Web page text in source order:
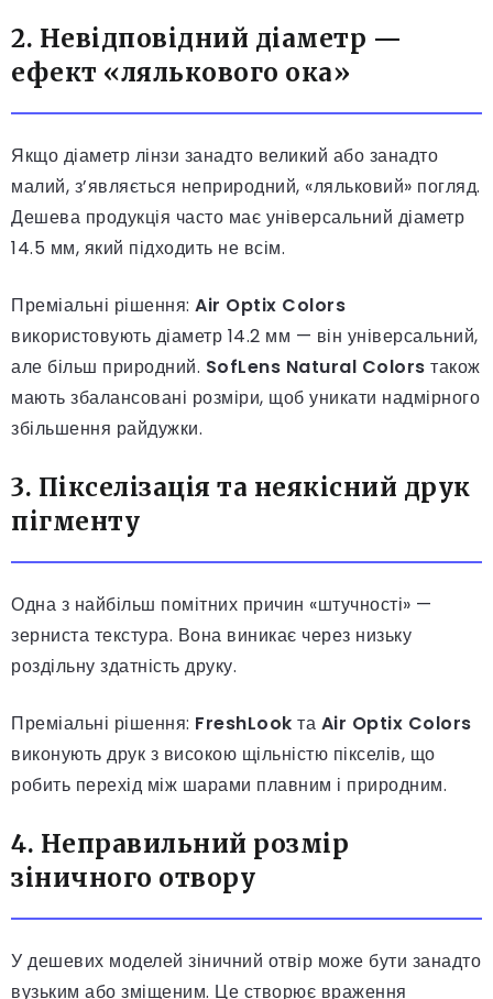
2. Невідповідний діаметр —
ефект «лялькового ока»
Якщо діаметр лінзи занадто великий або занадто
малий, з’являється неприродний, «ляльковий» погляд.
Дешева продукція часто має універсальний діаметр
14.5 мм, який підходить не всім.
Преміальні рішення: Air Optix Colors
використовують діаметр 14.2 мм — він універсальний,
але більш природний. SofLens Natural Colors також
мають збалансовані розміри, щоб уникати надмірного
збільшення райдужки.
3. Пікселізація та неякісний друк
пігменту
Одна з найбільш помітних причин «штучності» —
зерниста текстура. Вона виникає через низьку
роздільну здатність друку.
Преміальні рішення: FreshLook та Air Optix Colors
виконують друк з високою щільністю пікселів, що
робить перехід між шарами плавним і природним.
4. Неправильний розмір
зіничного отвору
У дешевих моделей зіничний отвір може бути занадто
вузьким або зміщеним. Це створює враження